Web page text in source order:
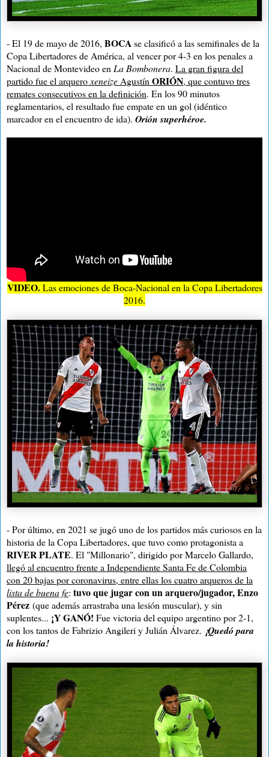
- El 19 de mayo de 2016, BOCAse clasificó a las semifinales de la
Copa Libertadores de América, al vencer por 4-3 en los penales a
Nacional de Montevideo en La Bombonera. La gran figura del
partido fue el arquero xeneize Agustín ORIÓN, que contuvo tres
remates consecutivos en la definición. En los 90 minutos
reglamentarios, el resultado fue empate en un gol (idéntico
marcador en el encuentro de ida). Orión superhéroe.
VIDEO.Las emociones de Boca-Nacional en la Copa Libertadores
2016.
- Por último, en 2021 se jugó uno de los partidos más curiosos en la
historia de la Copa Libertadores, que tuvo como protagonista a
RIVER PLATE. El "Millonario", dirigido por Marcelo Gallardo,
llegó al encuentro frente a Independiente Santa Fe de Colombia
con 20 bajas por coronavirus, entre ellas los cuatro arqueros de la
lista de buena fe: tuvo que jugar con un arquero/jugador, Enzo
Pérez (que además arrastraba una lesión muscular), y sin
suplentes... ¡Y GANÓ! Fue victoria del equipo argentino por 2-1,
con los tantos de Fabrizio Angileri y Julián Álvarez. ¡Quedó para
la historia!